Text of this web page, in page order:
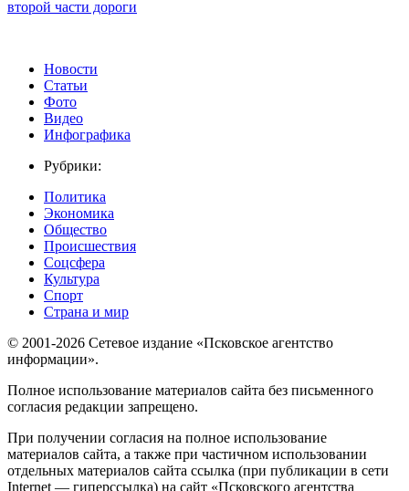
второй части дороги
Новости
Статьи
Фото
Видео
Инфографика
Рубрики:
Политика
Экономика
Общество
Происшествия
Соцсфера
Культура
Спорт
Страна и мир
© 2001-2026 Сетевое издание «Псковское агентство
информации».
Полное использование материалов сайта без письменного
согласия редакции запрещено.
При получении согласия на полное использование
материалов сайта, а также при частичном использовании
отдельных материалов сайта ссылка (при публикации в сети
Internet — гиперссылка) на сайт «Псковского агентства